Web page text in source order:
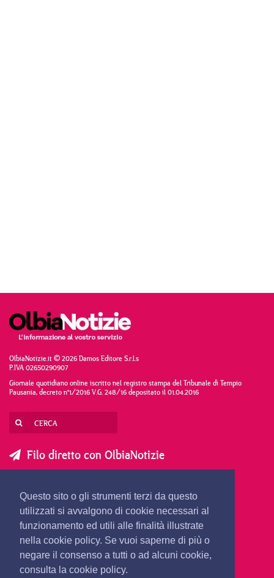
Questo sito o gli strumenti terzi da questo
utilizzati si avvalgono di cookie necessari al
funzionamento ed utili alle finalità illustrate
nella cookie policy. Se vuoi saperne di più o
negare il consenso a tutti o ad alcuni cookie,
consulta la cookie policy.
OlbiaNotizie.it © 2026 Damos Editore S.r.l.s
P.IVA 02650290907
Giornale quotidiano online iscritto nel registro stampa del Tribunale di Tempio
Pausania, decreto n°1/2016 V.G. 248/16 depositato il 01.04.2016
Filo diretto con OlbiaNotizie
SEGNALA UNA NOTIZIA
SEGNALA UN EVENTO
redazione@olbianotizie.it